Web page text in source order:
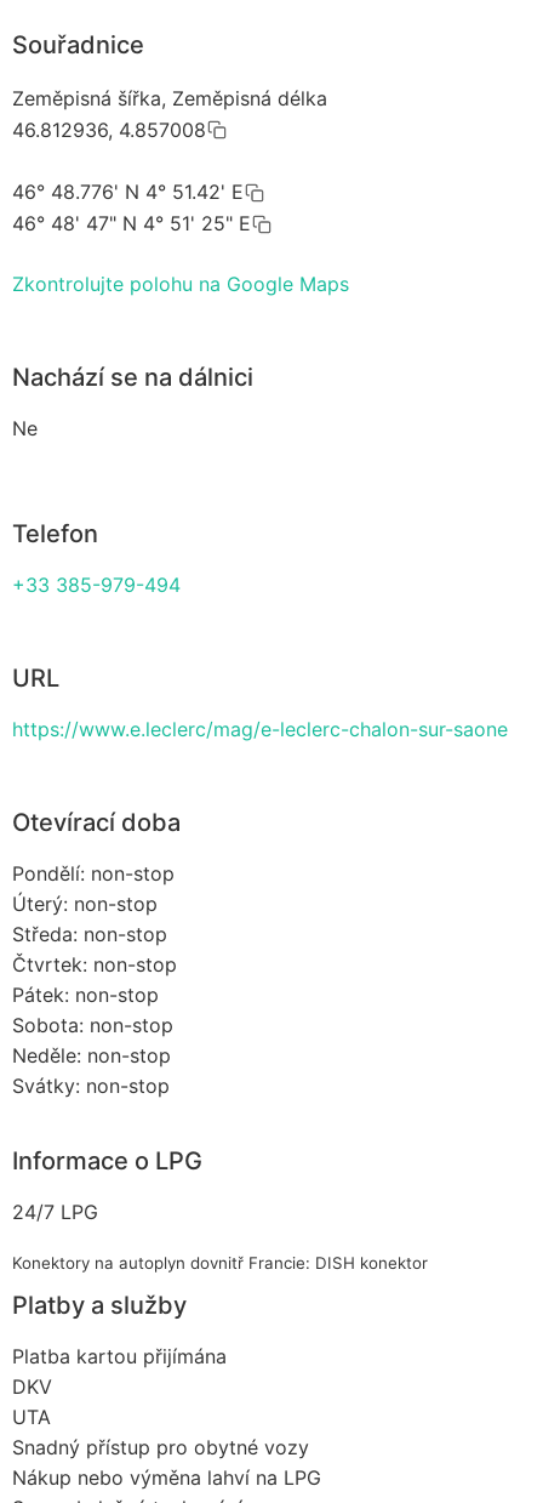
Souřadnice
Zeměpisná šířka, Zeměpisná délka
46.812936, 4.857008
46° 48.776' N 4° 51.42' E
46° 48' 47" N 4° 51' 25" E
Zkontrolujte polohu na Google Maps
Nachází se na dálnici
Ne
Telefon
+33 385-979-494
URL
https://www.e.leclerc/mag/e-leclerc-chalon-sur-saone
Otevírací doba
Pondělí: non-stop
Úterý: non-stop
Středa: non-stop
Čtvrtek: non-stop
Pátek: non-stop
Sobota: non-stop
Neděle: non-stop
Svátky: non-stop
Informace o LPG
24/7 LPG
Konektory na autoplyn dovnitř Francie: DISH konektor
Platby a služby
Platba kartou přijímána
DKV
UTA
Snadný přístup pro obytné vozy
Nákup nebo výměna lahví na LPG